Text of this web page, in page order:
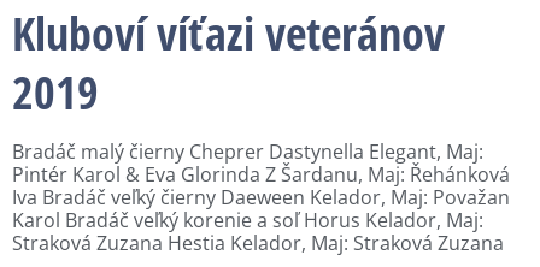
Kluboví víťazi veteránov
2019
Bradáč malý čierny Cheprer Dastynella Elegant, Maj:
Pintér Karol & Eva Glorinda Z Šardanu, Maj: Řehánková
Iva Bradáč veľký čierny Daeween Kelador, Maj: Považan
Karol Bradáč veľký korenie a soľ Horus Kelador, Maj:
Straková Zuzana Hestia Kelador, Maj: Straková Zuzana